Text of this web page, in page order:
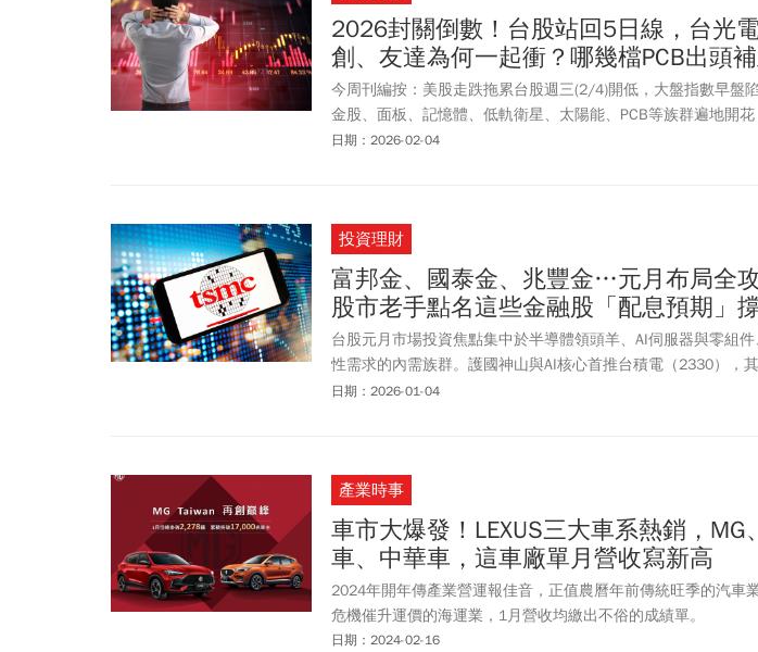
2026封關倒數！台股站回5日線，台光
創、友達為何一起衝？哪幾檔PCB出頭補
今周刊編按：美股走跌拖累台股週三(2/4)開低，大盤指數早盤
金股、面板、記憶體、低軌衛星、太陽能、PCB等族群遍地開
漲94.45點，漲幅0.29%，收在32289.81點，上下震盪438點，
燈漲停鎖死在59.50元，排隊委買張數高達近6萬張。友達也在
漲停板15.15元，成交量爆出逾19萬張，群創也直奔漲停，以23
(2454)則因為市場普遍預期法說會將釋出AI手機晶片的重磅利多
片天，終場收在1800元整數大關。此外，PCB股王台光電(2383)
開盤大漲逾9%，一路飆到2040元新天價、漲幅高達9.97%，成
個股。今日市值達7309.75億元，擠入台股市值前15名。
日期：2026-02-04
投資理財
富邦金、國泰金、兆豐金…元月布局全
股市老手點名這些金融股「配息預期」
台股元月市場投資焦點集中於半導體領頭羊、AI伺服器與零組
性需求的內需族群。護國神山與AI核心首推台積電（2330），
先進封裝（CoWoS）產能擴張是市場關注焦點，元月法說會通
日期：2026-01-04
產業時事
車市大爆發！LEXUS三大車系熱銷，
車、中華車，這車廠單月營收寫新高
2024年開年傳產業營運報佳音，正值農曆年前傳統旺季的汽車
危機催升運價的海運業，1月營收均繳出不俗的成績單。
日期：2024-02-16